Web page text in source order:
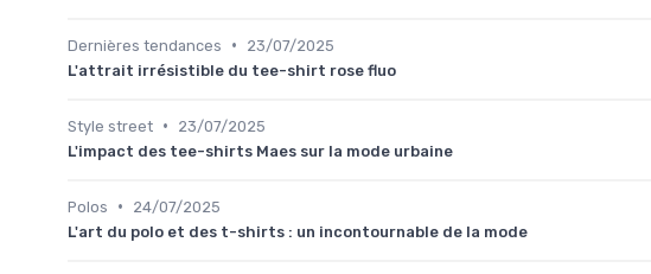
Dernières tendances •
23/07/2025
L'attrait irrésistible du tee-shirt rose fluo
Style street •
23/07/2025
L'impact des tee-shirts Maes sur la mode urbaine
Polos •
24/07/2025
L'art du polo et des t-shirts : un incontournable de la mode